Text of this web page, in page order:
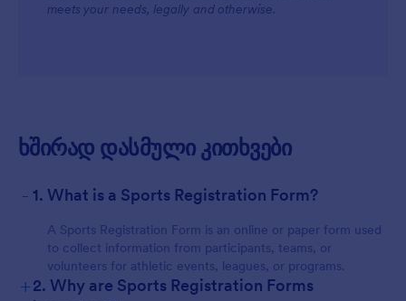
meets your needs, legally and otherwise.
ხშირად დასმული კითხვები
- 1. What is a Sports Registration Form?
A Sports Registration Form is an online or paper form used
to collect information from participants, teams, or
volunteers for athletic events, leagues, or programs.
+2. Why are Sports Registration Forms